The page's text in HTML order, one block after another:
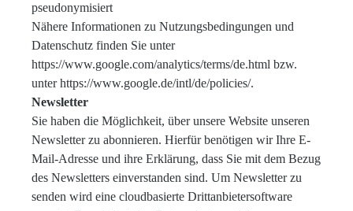
pseudonymisiert
Nähere Informationen zu Nutzungsbedingungen und
Datenschutz finden Sie unter
https://www.google.com/analytics/terms/de.html bzw.
unter https://www.google.de/intl/de/policies/.
Newsletter
Sie haben die Möglichkeit, über unsere Website unseren
Newsletter zu abonnieren. Hierfür benötigen wir Ihre E-
Mail-Adresse und ihre Erklärung, dass Sie mit dem Bezug
des Newsletters einverstanden sind. Um Newsletter zu
senden wird eine cloudbasierte Drittanbietersoftware